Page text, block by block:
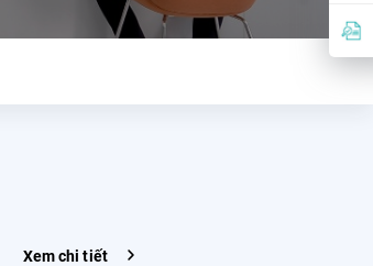
Xem chi tiết